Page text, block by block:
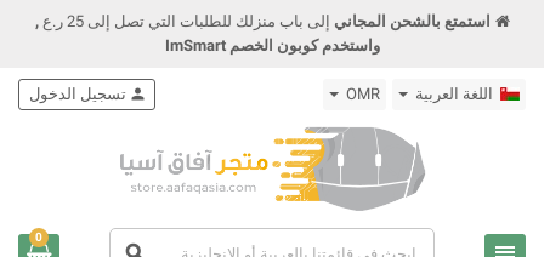
استمتع بالشحن المجاني إلى باب منزلك للطلبات التي تصل إلى 25 ر.ع
,
واستخدم كوبون الخصم ImSmart
اللغة العربية OMR
person تسجيل الدخول
0